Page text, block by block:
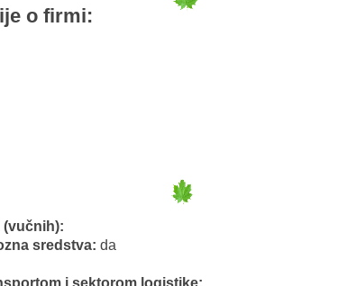
o firmi:
(vučnih):
sredstva: da
i sektorom logistike: